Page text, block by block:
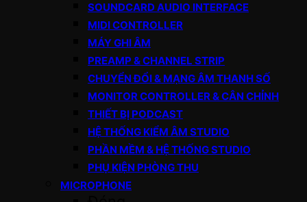
SOUNDCARD AUDIO INTERFACE
MIDI CONTROLLER
MÁY GHI ÂM
PREAMP & CHANNEL STRIP
CHUYỂN ĐỔI & MẠNG ÂM THANH SỐ
MONITOR CONTROLLER & CÂN CHỈNH
THIẾT BỊ PODCAST
HỆ THỐNG KIỂM ÂM STUDIO
PHẦN MỀM & HỆ THỐNG STUDIO
PHỤ KIỆN PHÒNG THU
MICROPHONE